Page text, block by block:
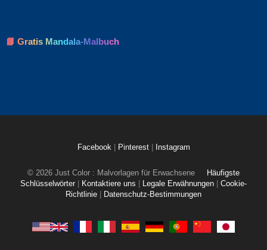
📘 Gratis Mandala-Malbuch
Facebook Pinterest Instagram
© 2026 Just Color : Malvorlagen für Erwachsene
Häufigste
Schlüsselwörter
Kontaktiere uns Legale Erwähnungen
Cookie-
Richtlinie
Datenschutz-Bestimmungen